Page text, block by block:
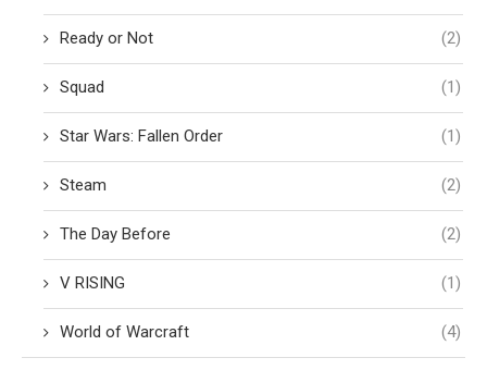
Ready or Not (2)
Squad (1)
Star Wars: Fallen Order (1)
Steam (2)
The Day Before (2)
V RISING (1)
World of Warcraft (4)